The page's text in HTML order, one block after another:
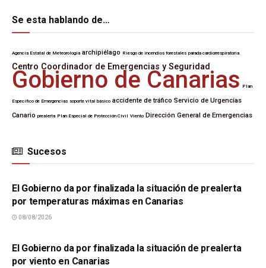
Se esta hablando de…
Agencia Estatal de Meteorología archipiélago Riesgo de incendios forestales parada cardiorrespiratoria
Centro Coordinador de Emergencias y Seguridad
Gobierno de Canarias Plan
Específico de Emergencias soporte vital básico accidente de tráfico Servicio de Urgencias
Canario prealerta Plan Especial de Protección Civil Viento Dirección General de Emergencias
Sucesos
SUCESOS
El Gobierno da por finalizada la situación de prealerta
por temperaturas máximas en Canarias
08/08/2026
El Gobierno da por finalizada la situación de prealerta
por viento en Canarias